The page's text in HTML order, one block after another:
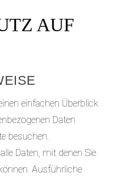
AUF
einfachen Überblick
Daten
besuchen.
Daten, mit denen Sie
Ausführliche